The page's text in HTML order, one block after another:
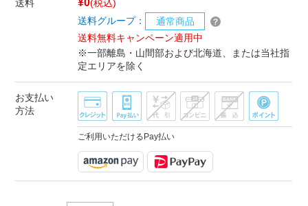
送料 ¥0(税込)
送料グループ：
通常商品
送料無料キャンペーン適用中
※一部離島・山間部および北海道、または当社指
定エリアを除く
お支払い
方法
ご利用いただけるPay払い